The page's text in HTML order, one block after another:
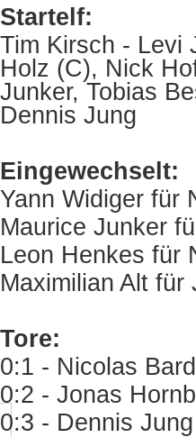
Startelf:
Tim Kirsch - Levi
Holz (C), Nick
Junker, Tobias
Dennis Jung
Eingewechselt:
Yann Widiger für
Maurice Junker
Leon Henkes für
Maximilian Alt
Tore:
0:1 - Nicolas Bard
0:2 - Jonas
0:3 - Dennis Jung